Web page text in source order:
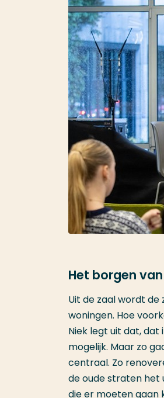
Het borgen
Uit de zaal wordt
woningen. Hoe
Niek legt uit dat, dat
mogelijk. Maar zo
centraal. Zo
de oude straten het
die er moeten gaan